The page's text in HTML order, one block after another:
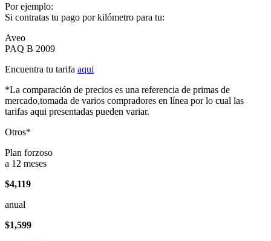
Por ejemplo:
Si contratas tu pago por kilómetro para tu:
Aveo
PAQ B 2009
Encuentra tu tarifa aqui
*La comparación de precios es una referencia de primas de
mercado,tomada de varios compradores en línea por lo cual las
tarifas aqui presentadas pueden variar.
Otros*
Plan forzoso
a 12 meses
$4,119
anual
$1,599